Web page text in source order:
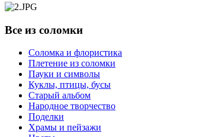
Все из соломки
Соломка и флористика
Плетение из соломки
Пауки и символы
Куклы, птицы, бусы
Старый альбом
Народное творчество
Поделки
Храмы и пейзажи